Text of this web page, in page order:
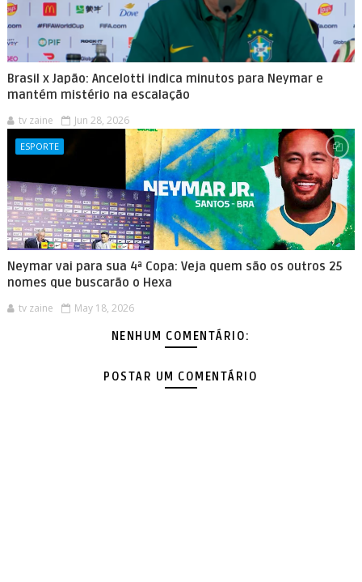
Brasil x Japão: Ancelotti indica minutos para Neymar e
mantém mistério na escalação
tv zaine Jun 28, 2026
ESPORTE
Neymar vai para sua 4ª Copa: Veja quem são os outros 25
nomes que buscarão o Hexa
tv zaine May 18, 2026
NENHUM COMENTÁRIO:
POSTAR UM COMENTÁRIO